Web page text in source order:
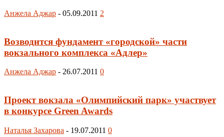
Анжела Аджар - 05.09.2011 2
Возводится фундамент «городской» части
вокзального комплекса «Адлер»
Анжела Аджар - 26.07.2011 0
Проект вокзала «Олимпийский парк» участвует
в конкурсе Green Awards
Наталья Захарова - 19.07.2011 0